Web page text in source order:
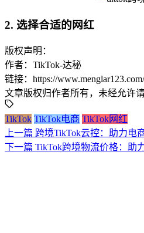
2. 选择合适的网红
版权声明：
作者：TikTok-达秘
链接：https://
文章版权归作者所有，未经允许请
TikTok TikTok电商 TikTok网红
上一篇 跨境TikTok云控：助力电
下一篇 TikTok跨境物流价格：助